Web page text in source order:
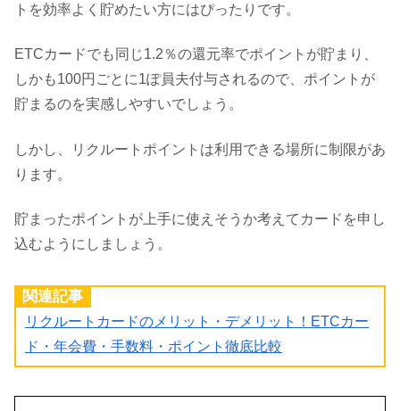
トを効率よく貯めたい方にはぴったりです。
ETCカードでも同じ1.2％の還元率でポイントが貯まり、
しかも100円ごとに1ぽ員夫付与されるので、ポイントが
貯まるのを実感しやすいでしょう。
しかし、リクルートポイントは利用できる場所に制限があ
ります。
貯まったポイントが上手に使えそうか考えてカードを申し
込むようにしましょう。
関連記事
リクルートカードのメリット・デメリット！ETCカー
ド・年会費・手数料・ポイント徹底比較